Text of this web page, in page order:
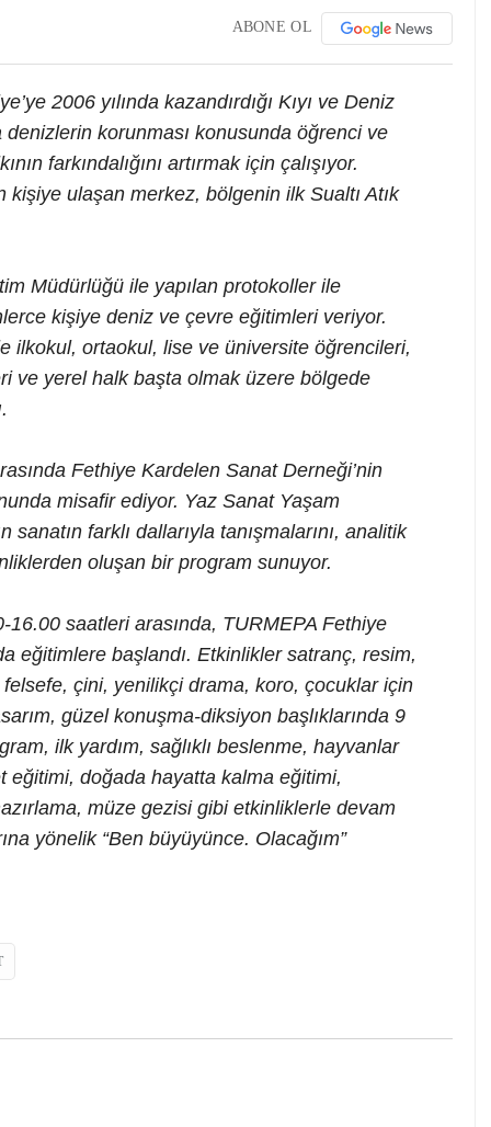
ABONE OL
2006 yılında kazandırdığı Kıyı ve Deniz
korunması konusunda öğrenci ve
farkındalığını artırmak için çalışıyor.
ulaşan merkez, bölgenin ilk Sualtı Atık
Müdürlüğü ile yapılan protokoller ile
kişiye deniz ve çevre eğitimleri veriyor.
ilkokul, ortaokul, lise ve üniversite öğrencileri,
ve yerel halk başta olmak üzere bölgede
Fethiye Kardelen Sanat Derneği’nin
misafir ediyor. Yaz Sanat Yaşam
farklı dallarıyla tanışmalarını, analitik
oluşan bir program sunuyor.
saatleri arasında, TURMEPA Fethiye
eğitimlere başlandı. Etkinlikler satranç, resim,
çini, yenilikçi drama, koro, çocuklar için
güzel konuşma-diksiyon başlıklarında 9
ilk yardım, sağlıklı beslenme, hayvanlar
eğitimi, doğada hayatta kalma eğitimi,
müze gezisi gibi etkinliklerle devam
yönelik “Ben büyüyünce. Olacağım”